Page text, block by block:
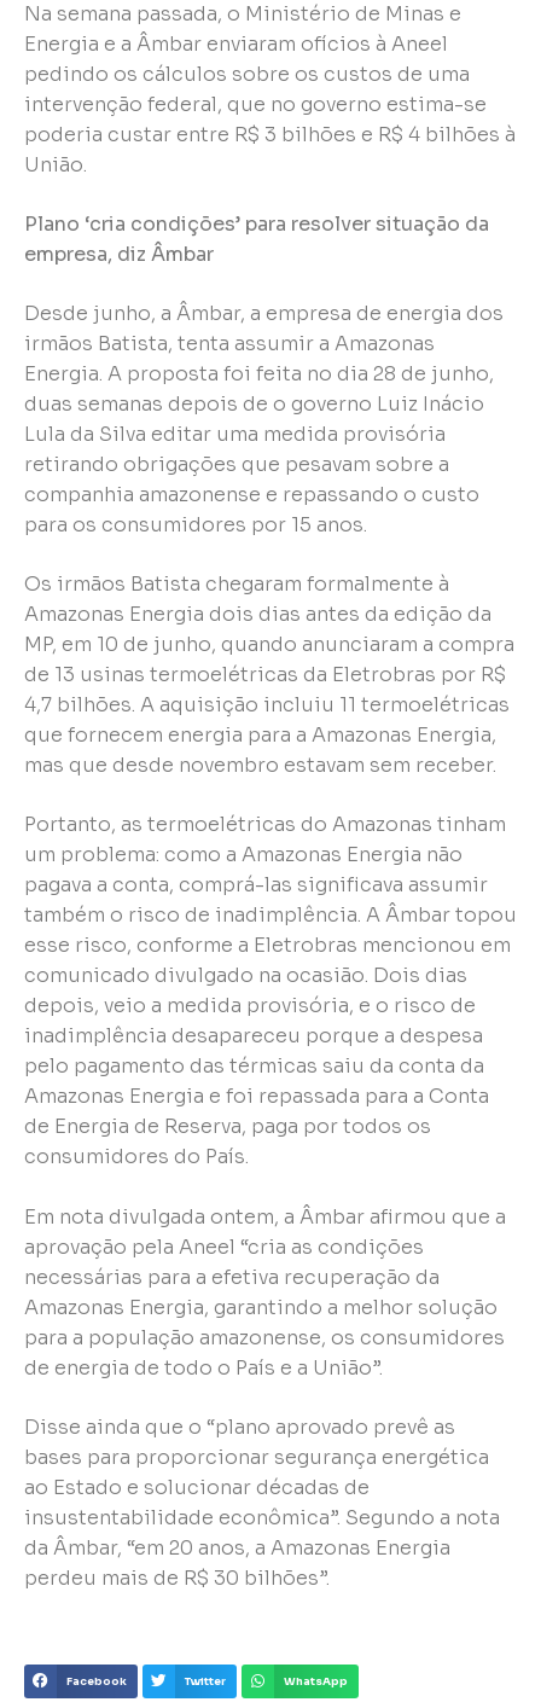
Na semana passada, o Ministério de Minas e
Energia e a Âmbar enviaram ofícios à Aneel
pedindo os cálculos sobre os custos de uma
intervenção federal, que no governo estima-se
poderia custar entre R$ 3 bilhões e R$ 4 bilhões à
União.
Plano ‘cria condições’ para resolver situação da
empresa, diz Âmbar
Desde junho, a Âmbar, a empresa de energia dos
irmãos Batista, tenta assumir a Amazonas
Energia. A proposta foi feita no dia 28 de junho,
duas semanas depois de o governo Luiz Inácio
Lula da Silva editar uma medida provisória
retirando obrigações que pesavam sobre a
companhia amazonense e repassando o custo
para os consumidores por 15 anos.
Os irmãos Batista chegaram formalmente à
Amazonas Energia dois dias antes da edição da
MP, em 10 de junho, quando anunciaram a compra
de 13 usinas termoelétricas da Eletrobras por R$
4,7 bilhões. A aquisição incluiu 11 termoelétricas
que fornecem energia para a Amazonas Energia,
mas que desde novembro estavam sem receber.
Portanto, as termoelétricas do Amazonas tinham
um problema: como a Amazonas Energia não
pagava a conta, comprá-las significava assumir
também o risco de inadimplência. A Âmbar topou
esse risco, conforme a Eletrobras mencionou em
comunicado divulgado na ocasião. Dois dias
depois, veio a medida provisória, e o risco de
inadimplência desapareceu porque a despesa
pelo pagamento das térmicas saiu da conta da
Amazonas Energia e foi repassada para a Conta
de Energia de Reserva, paga por todos os
consumidores do País.
Em nota divulgada ontem, a Âmbar afirmou que a
aprovação pela Aneel “cria as condições
necessárias para a efetiva recuperação da
Amazonas Energia, garantindo a melhor solução
para a população amazonense, os consumidores
de energia de todo o País e a União”.
Disse ainda que o “plano aprovado prevê as
bases para proporcionar segurança energética
ao Estado e solucionar décadas de
insustentabilidade econômica”. Segundo a nota
da Âmbar, “em 20 anos, a Amazonas Energia
perdeu mais de R$ 30 bilhões”.
Facebook Twitter WhatsApp